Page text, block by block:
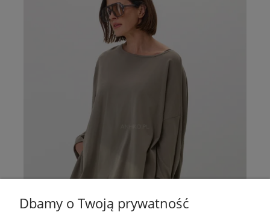
Dbamy o Twoją prywatność